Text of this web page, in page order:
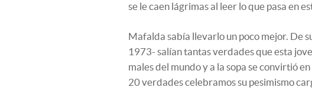
se le caen lágrimas al leer lo que pasa en
Mafalda sabía llevarlo un poco mejor. De
1973- salían tantas verdades que esta
males del mundo y a la sopa se convirtió
20 verdades celebramos su pesimismo